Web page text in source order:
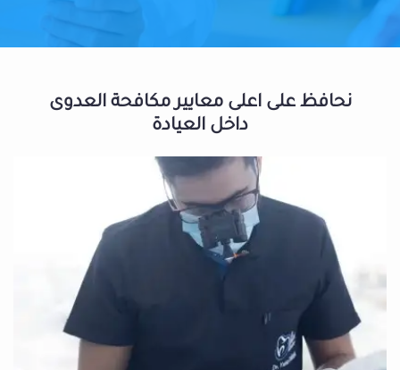
نحافظ على اعلى معايير مكافحة العدوى
داخل العيادة